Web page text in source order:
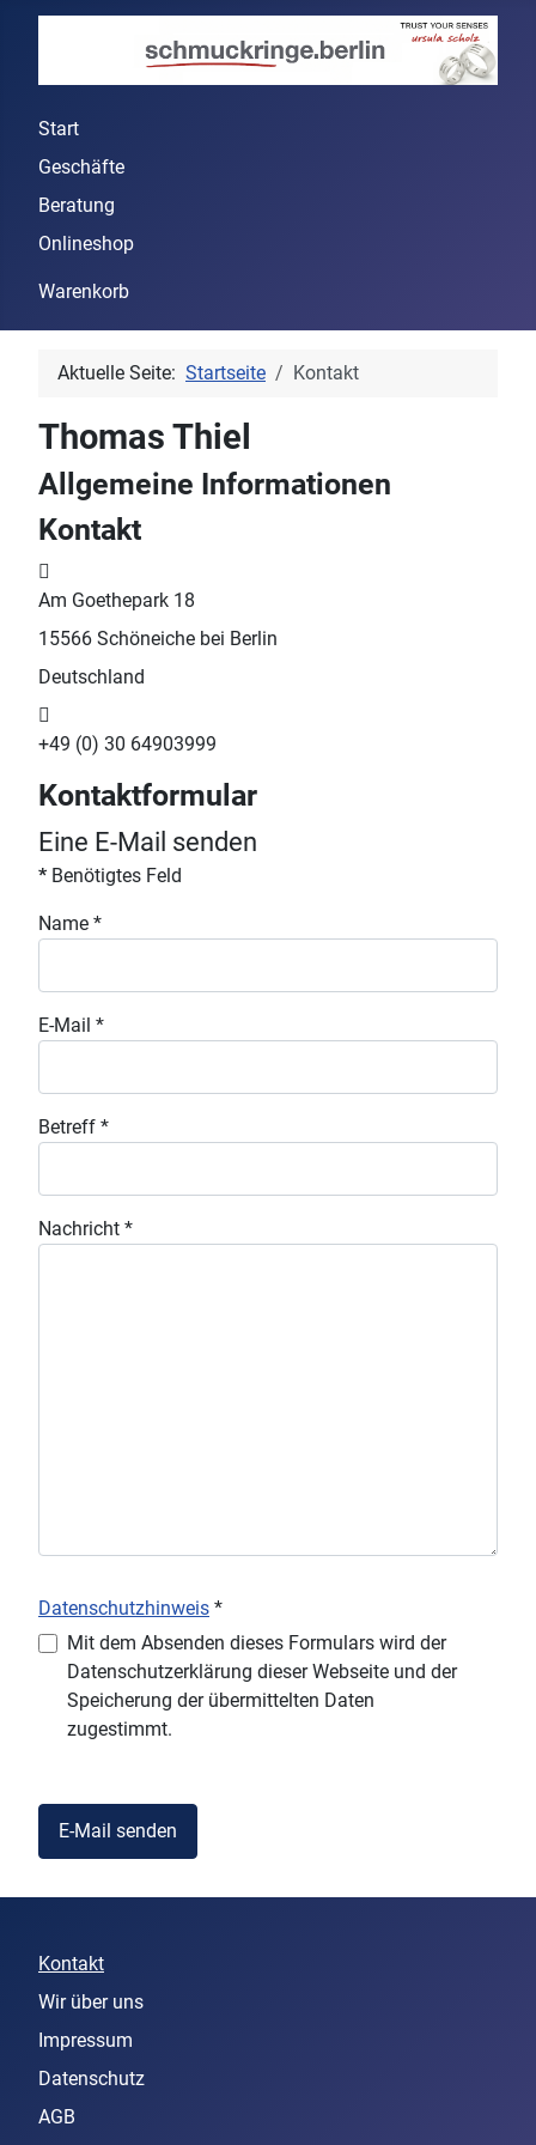
Start
Geschäfte
Beratung
Onlineshop
Warenkorb
Aktuelle Seite: Startseite Kontakt
Thomas Thiel
Allgemeine Informationen
Kontakt
Am Goethepark 18
15566 Schöneiche bei Berlin
Deutschland
+49 (0) 30 64903999
Kontaktformular
Eine E-Mail senden
* Benötigtes Feld
Name *
E-Mail *
Betreff *
Nachricht *
Datenschutzhinweis *
Datenschutzhinweis
Mit dem Absenden dieses Formulars wird der
Datenschutzerklärung dieser Webseite und der
Speicherung der übermittelten Daten
zugestimmt.
E-Mail senden
Kontakt
Wir über uns
Impressum
Datenschutz
AGB